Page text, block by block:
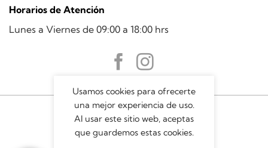
Horarios de Atención
Lunes a Viernes de 09:00 a 18:00 hrs
Usamos cookies para ofrecerte
una mejor experiencia de uso.
Al usar este sitio web, aceptas
que guardemos estas cookies.